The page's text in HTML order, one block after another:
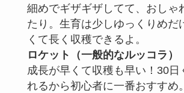
細めでギザギザしてて、おしゃ
たり。生育は少しゆっくりめだ
くて長く収穫できるよ。
ロケット（一般的なルッコラ）
成長が早くて収穫も早い！30日
れるから初心者に一番おすすめ